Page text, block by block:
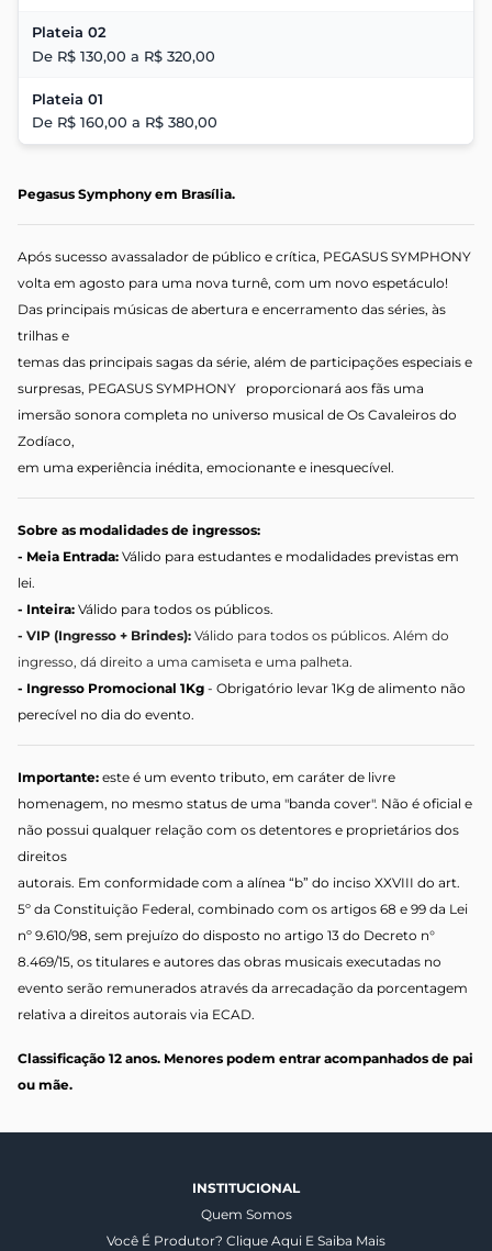
Plateia 02
De R$ 130,00 a R$ 320,00
Plateia 01
De R$ 160,00 a R$ 380,00
Pegasus Symphony em Brasília.
Após sucesso avassalador de público e crítica, PEGASUS SYMPHONY
volta em agosto para uma nova turnê, com um novo espetáculo!
Das principais músicas de abertura e encerramento das séries, às
trilhas e
temas das principais sagas da série, além de participações especiais e
surpresas, PEGASUS SYMPHONY proporcionará aos fãs uma
imersão sonora completa no universo musical de Os Cavaleiros do
Zodíaco,
em uma experiência inédita, emocionante e inesquecível.
Sobre as modalidades de ingressos:
- Meia Entrada: Válido para estudantes e modalidades previstas em
lei.
- Inteira: Válido para todos os públicos.
- VIP (Ingresso + Brindes): Válido para todos os públicos. Além do
ingresso, dá direito a uma camiseta e uma palheta.
- Ingresso Promocional 1Kg - Obrigatório levar 1Kg de alimento não
perecível no dia do evento.
Importante: este é um evento tributo, em caráter de livre
homenagem, no mesmo status de uma "banda cover". Não é oficial e
não possui qualquer relação com os detentores e proprietários dos
direitos
autorais. Em conformidade com a alínea “b” do inciso XXVIII do art.
5º da Constituição Federal, combinado com os artigos 68 e 99 da Lei
nº 9.610/98, sem prejuízo do disposto no artigo 13 do Decreto n°
8.469/15, os titulares e autores das obras musicais executadas no
evento serão remunerados através da arrecadação da porcentagem
relativa a direitos autorais via ECAD.
Classificação 12 anos. Menores podem entrar acompanhados de pai
ou mãe.
INSTITUCIONAL
Quem Somos
Você É Produtor? Clique Aqui E Saiba Mais